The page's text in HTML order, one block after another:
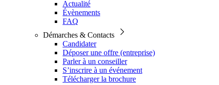
Actualité
Évènements
FAQ
Démarches & Contacts
Candidater
Déposer une offre (entreprise)
Parler à un conseiller
S’inscrire à un événement
Télécharger la brochure